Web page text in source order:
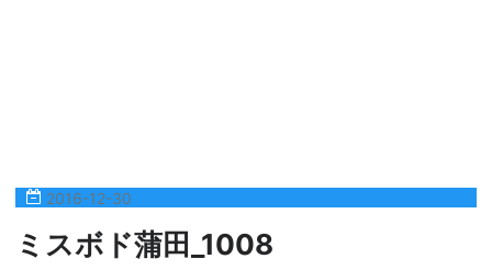
2016-12-30
ミスボド蒲田_1008